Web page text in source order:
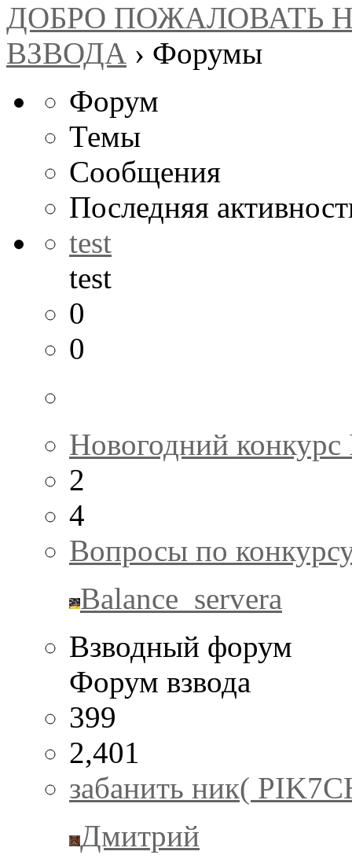
ДОБРО ПОЖАЛОВАТЬ
ВЗВОДА › Форумы
Форум
Темы
Сообщения
Последняя
test
test
0
0
Новогодний
2
4
Вопросы по
Balance_servera
Взводный форум
Форум взвода
399
2,401
забанить ник(
Дмитрий